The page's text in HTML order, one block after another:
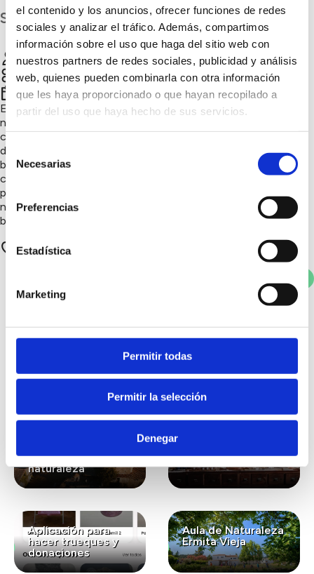
el contenido y los anuncios, ofrecer funciones de redes
sociales y analizar el tráfico. Además, compartimos
información sobre el uso que haga del sitio web con
nuestros partners de redes sociales, publicidad y análisis
web, quienes pueden combinarla con otra información
que les haya proporcionado o que hayan recopilado a
partir del uso que haya hecho de sus servicios.
Selección
de
consentimiento
Necesarias
Preferencias
Estadística
Marketing
Permitir todas
Permitir la selección
Denegar
S.C. Tenerife
Granja Los Barbusanos
Chatear
Naturaleza y biodiversidad, Consumo responsable
4º trimestre 2022
3 apoyos
Empresa familiar sostenible, natural y apostando por lo
nuestro. Somos una explotación ganadera de Cabra Palmera
con alimentación aprovechando todos los recursos naturales
del lugar como los pastos (tedera, hinojo...) y el monte (faya,
brezo...), Elaboramos queso de leche cruda de cabra palmera,
con cuajo natural de cabrito y lo ahumamos con acícula del
pino canario , otro recurso que aprovechamos de nuestra
naturaleza. Siempre apoyando nuestras tradiciones y el
bienestar animal.
También te puede
interesar...
la conexión con la
naturaleza
kilómetro cero
Aplicación para
hacer trueques y
donaciones
Aula de Naturaleza
Ermita Vieja